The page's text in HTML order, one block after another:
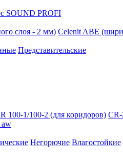
SOUND PROFI
слоя - 2 мм) Celenit ABE
Представительские
100-1/100-2 (для коридоров)
Негорючие Влагостойкие